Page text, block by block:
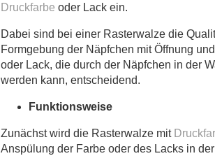
Druckfarbe oder Lack ein.
Dabei sind bei einer Rasterwalze die
Formgebung der Näpfchen mit Öffnung
oder Lack, die durch der Näpfchen in der
werden kann, entscheidend.
Funktionsweise
Zunächst wird die Rasterwalze mit
Anspülung der Farbe oder des Lacks in der